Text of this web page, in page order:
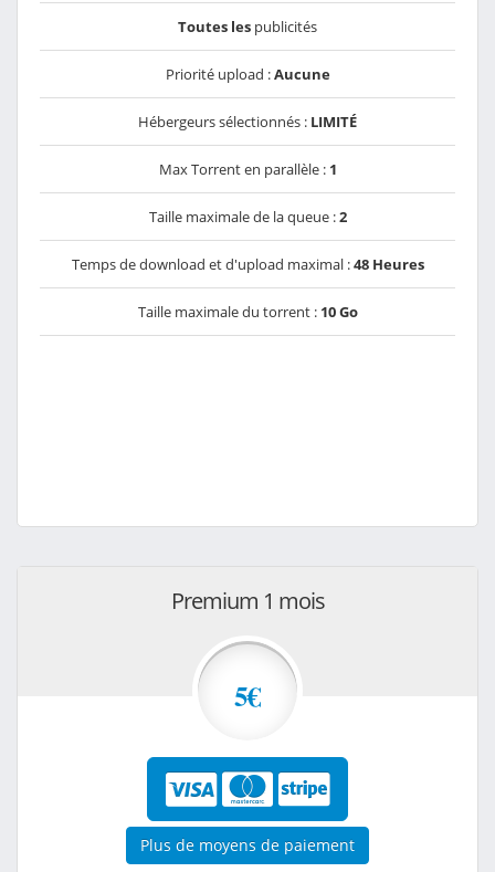
Toutes les publicités
Priorité upload :Aucune
Hébergeurs sélectionnés : LIMITÉ
Max Torrent en parallèle : 1
Taille maximale de la queue :2
Temps de download et d'upload maximal :48 Heures
Taille maximale du torrent : 10 Go
Premium 1 mois
5€
Plus de moyens de paiement